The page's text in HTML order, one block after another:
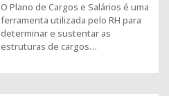
O Plano de Cargos e Salários é uma
ferramenta utilizada pelo RH para
determinar e sustentar as
estruturas de cargos…